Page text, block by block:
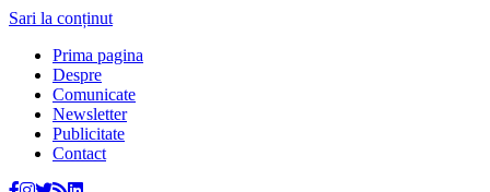
Sari la conținut
Prima pagina
Despre
Comunicate
Newsletter
Publicitate
Contact